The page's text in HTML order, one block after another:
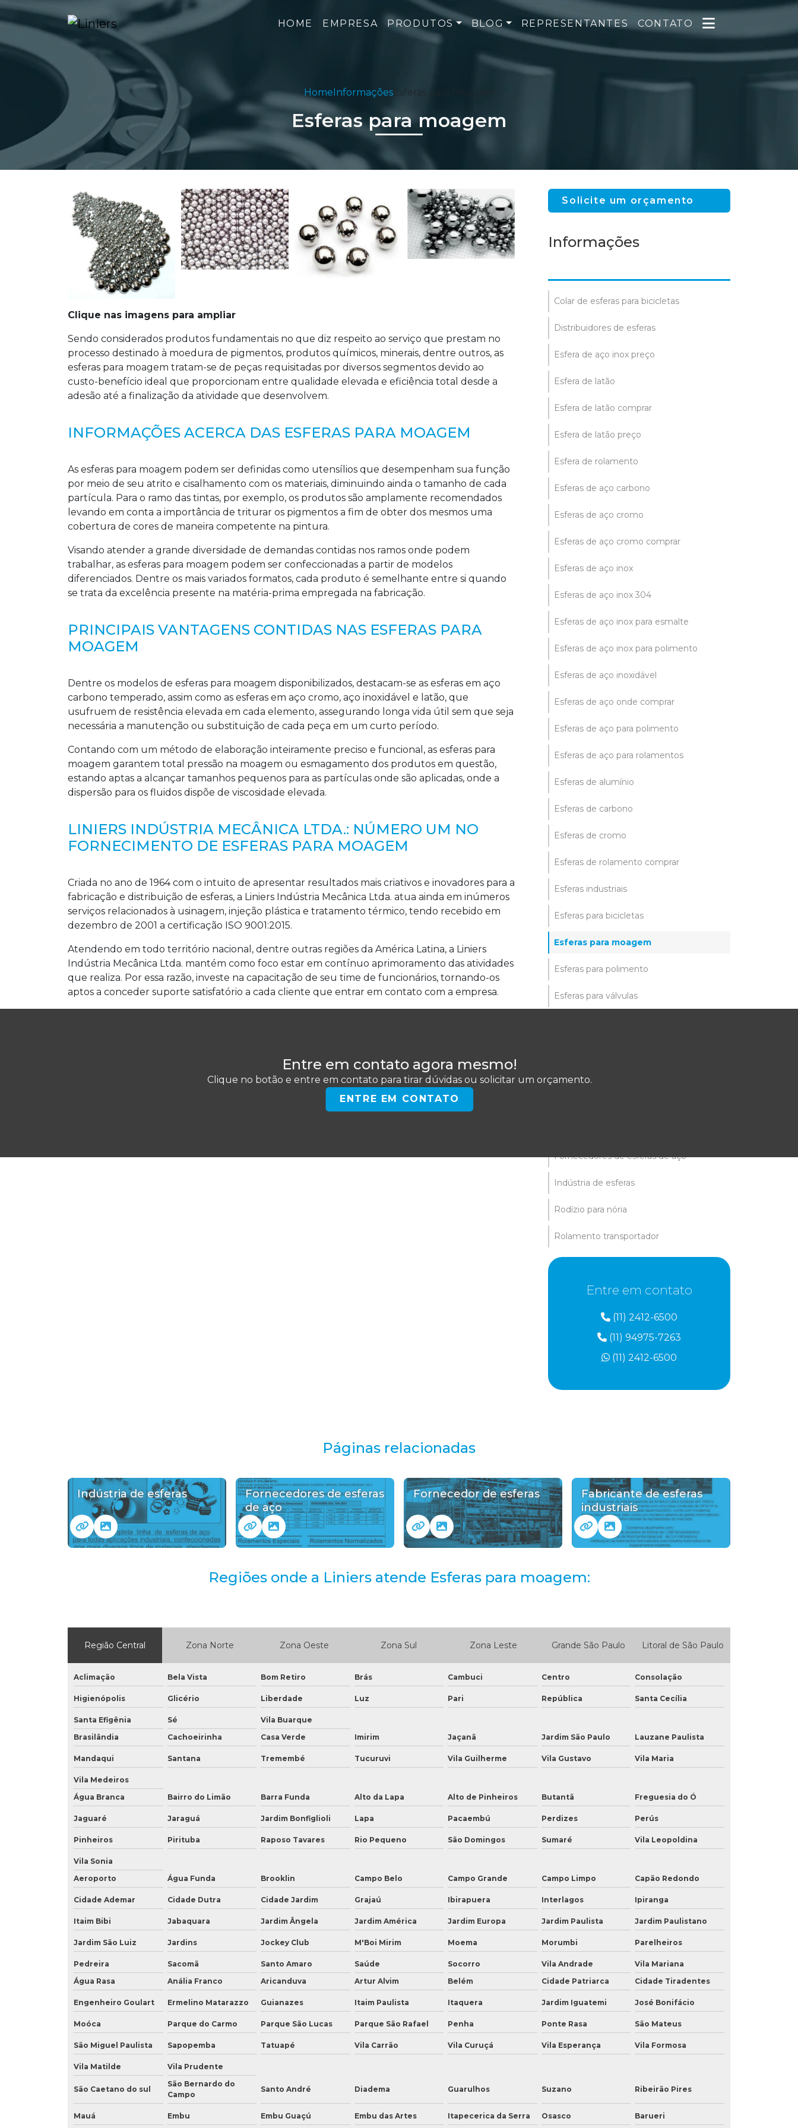
HOME EMPRESA PRODUTOS BLOG REPRESENTANTES CONTATO
HomeInformaçõesEsferas para moagem
Esferas para moagem
Clique nas imagens para ampliar
Sendo considerados produtos fundamentais no que diz respeito ao serviço que prestam no
processo destinado à moedura de pigmentos, produtos químicos, minerais, dentre outros, as
esferas para moagem tratam-se de peças requisitadas por diversos segmentos devido ao
custo-benefício ideal que proporcionam entre qualidade elevada e eficiência total desde a
adesão até a finalização da atividade que desenvolvem.
INFORMAÇÕES ACERCA DAS ESFERAS PARA MOAGEM
As esferas para moagem podem ser definidas como utensílios que desempenham sua função
por meio de seu atrito e cisalhamento com os materiais, diminuindo ainda o tamanho de cada
partícula. Para o ramo das tintas, por exemplo, os produtos são amplamente recomendados
levando em conta a importância de triturar os pigmentos a fim de obter dos mesmos uma
cobertura de cores de maneira competente na pintura.
Visando atender a grande diversidade de demandas contidas nos ramos onde podem
trabalhar, as esferas para moagem podem ser confeccionadas a partir de modelos
diferenciados. Dentre os mais variados formatos, cada produto é semelhante entre si quando
se trata da excelência presente na matéria-prima empregada na fabricação.
PRINCIPAIS VANTAGENS CONTIDAS NAS ESFERAS PARA
MOAGEM
Dentre os modelos de esferas para moagem disponibilizados, destacam-se as esferas em aço
carbono temperado, assim como as esferas em aço cromo, aço inoxidável e latão, que
usufruem de resistência elevada em cada elemento, assegurando longa vida útil sem que seja
necessária a manutenção ou substituição de cada peça em um curto período.
Contando com um método de elaboração inteiramente preciso e funcional, as esferas para
moagem garantem total pressão na moagem ou esmagamento dos produtos em questão,
estando aptas a alcançar tamanhos pequenos para as partículas onde são aplicadas, onde a
dispersão para os fluidos dispõe de viscosidade elevada.
LINIERS INDÚSTRIA MECÂNICA LTDA.: NÚMERO UM NO
FORNECIMENTO DE ESFERAS PARA MOAGEM
Criada no ano de 1964 com o intuito de apresentar resultados mais criativos e inovadores para a
fabricação e distribuição de esferas, a Liniers Indústria Mecânica Ltda. atua ainda em inúmeros
serviços relacionados à usinagem, injeção plástica e tratamento térmico, tendo recebido em
dezembro de 2001 a certificação ISO 9001:2015.
Atendendo em todo território nacional, dentre outras regiões da América Latina, a Liniers
Indústria Mecânica Ltda. mantém como foco estar em contínuo aprimoramento das atividades
que realiza. Por essa razão, investe na capacitação de seu time de funcionários, tornando-os
aptos a conceder suporte satisfatório a cada cliente que entrar em contato com a empresa.
Entre em contato agora mesmo!
Clique no botão e entre em contato para tirar dúvidas ou solicitar um orçamento.
ENTRE EM CONTATO
Solicite um orçamento
Informações
Colar de esferas para bicicletas
Distribuidores de esferas
Esfera de aço inox preço
Esfera de latão
Esfera de latão comprar
Esfera de latão preço
Esfera de rolamento
Esferas de aço carbono
Esferas de aço cromo
Esferas de aço cromo comprar
Esferas de aço inox
Esferas de aço inox 304
Esferas de aço inox para esmalte
Esferas de aço inox para polimento
Esferas de aço inoxidável
Esferas de aço onde comprar
Esferas de aço para polimento
Esferas de aço para rolamentos
Esferas de alumínio
Esferas de carbono
Esferas de cromo
Esferas de rolamento comprar
Esferas industriais
Esferas para bicicletas
Esferas para moagem
Esferas para polimento
Esferas para válvulas
Fabricante de esferas de aço
Fornecedores de esferas de aço
Indústria de esferas
Rodízio para nória
Rolamento transportador
Entre em contato
(11) 2412-6500
(11) 94975-7263
(11) 2412-6500
Páginas relacionadas
Indústria de esferas
Fornecedores de esferas
de aço
Fornecedor de esferas
Fabricante de esferas
industriais
Regiões onde a Liniers atende Esferas para moagem:
Região Central Zona Norte Zona Oeste Zona Sul Zona Leste Grande São Paulo Litoral de São Paulo
Aclimação Bela Vista Bom Retiro Brás Cambuci Centro Consolação
Higienópolis Glicério Liberdade Luz Pari República Santa Cecília
Santa Efigênia Sé
Vila Buarque
Brasilândia
Cachoeirinha Casa Verde Imirim Jaçanã Jardim São Paulo Lauzane Paulista
Mandaqui Santana Tremembé Tucuruvi Vila Guilherme Vila Gustavo Vila Maria
Vila Medeiros
Água Branca
Bairro do Limão Barra Funda Alto da Lapa Alto de Pinheiros Butantã Freguesia do Ó
Jaguaré Jaraguá Jardim Bonfiglioli Lapa Pacaembú Perdizes Perús
Pinheiros Pirituba Raposo Tavares Rio Pequeno São Domingos Sumaré Vila Leopoldina
Vila Sonia
Aeroporto
Água Funda Brooklin Campo Belo Campo Grande Campo Limpo Capão Redondo
Cidade Ademar Cidade Dutra Cidade Jardim Grajaú Ibirapuera Interlagos Ipiranga
Itaim Bibi Jabaquara Jardim Ângela Jardim América Jardim Europa Jardim Paulista Jardim Paulistano
Jardim São Luiz Jardins Jockey Club M'Boi Mirim Moema Morumbi Parelheiros
Pedreira Sacomã Santo Amaro Saúde Socorro Vila Andrade
Vila Mariana
Água Rasa
Anália Franco Aricanduva Artur Alvim Belém Cidade Patriarca Cidade Tiradentes
Engenheiro Goulart Ermelino Matarazzo Guianazes Itaim Paulista Itaquera Jardim Iguatemi José Bonifácio
Moóca Parque do Carmo Parque São Lucas Parque São Rafael Penha Ponte Rasa São Mateus
São Miguel Paulista Sapopemba Tatuapé Vila Carrão Vila Curuçá Vila Esperança Vila Formosa
Vila Matilde Vila Prudente
São Caetano do sul
São Bernardo do
Campo
Santo André Diadema Guarulhos Suzano Ribeirão Pires
Mauá Embu Embu Guaçú Embu das Artes Itapecerica da Serra Osasco Barueri